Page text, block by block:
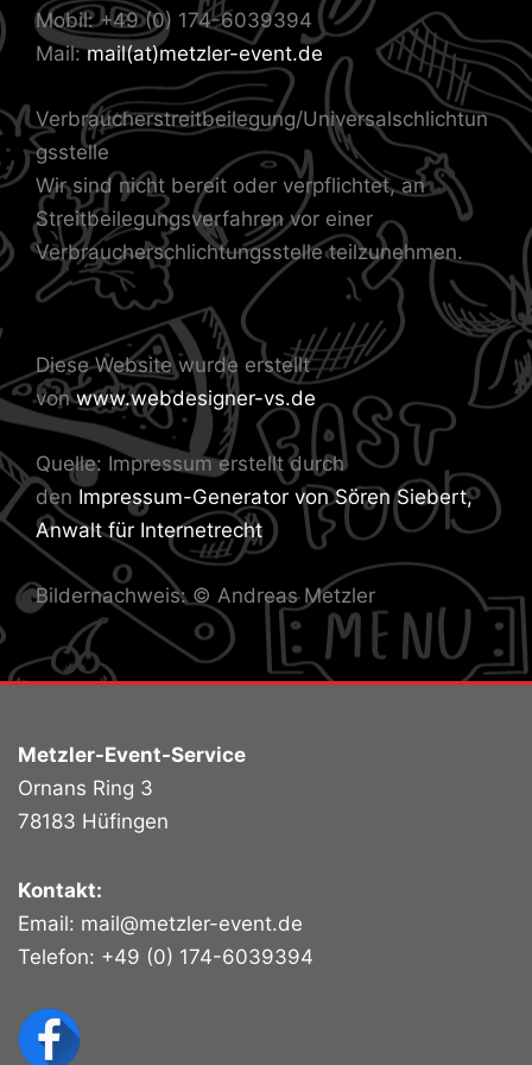
Mobil: +49 (0) 174-6039394
Mail:mail(at)metzler-event.de
Verbraucherstreitbeilegung/Universalschlichtun
gsstelle
Wir sind nicht bereit oder verpflichtet, an
Streitbeilegungsverfahren vor einer
Verbraucherschlichtungsstelle teilzunehmen.
Diese Website wurde erstellt
vonwww.webdesigner-vs.de
Quelle: Impressum erstellt durch
den Impressum-Generator von Sören Siebert,
Anwalt für Internetrecht
Bildernachweis: © Andreas Metzler
Metzler-Event-Service
Ornans Ring 3
78183 Hüfingen
Kontakt:
Email: mail@metzler-event.de
Telefon: +49 (0) 174-6039394